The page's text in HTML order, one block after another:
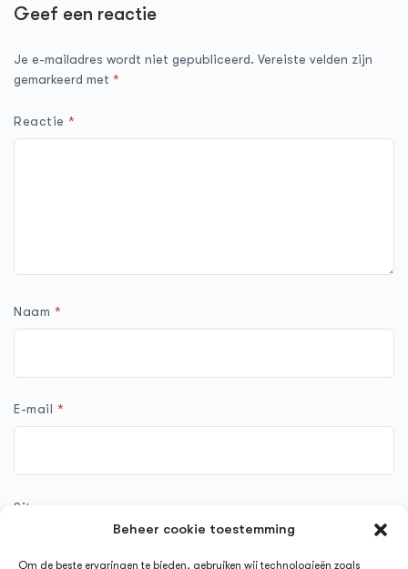
Beheer cookie toestemming
Om de beste ervaringen te bieden, gebruiken wij technologieën zoals
Geef een reactie
Je e-mailadres wordt niet gepubliceerd. Vereiste velden zijn
gemarkeerd met *
Reactie*
Naam *
E-mail *
Site